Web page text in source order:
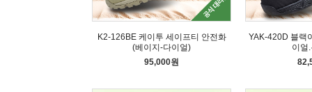
K2-126BE 케이투 세이프티 안전화
(베이지-다이얼)
95,000원
YAK-420D 블랙
이얼